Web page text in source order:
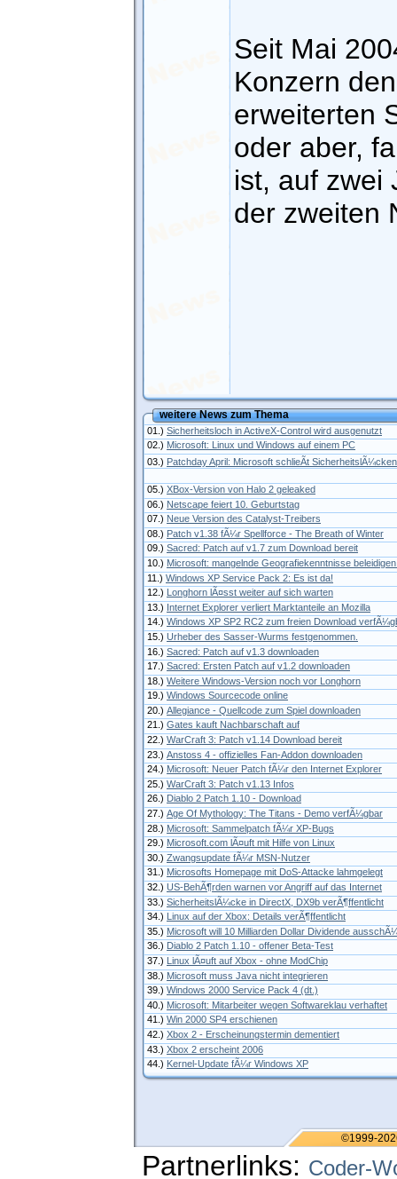
Seit Mai
Konzern
erweiterten
oder aber,
ist, auf zwei
der zweiten
weitere News zum Thema
01.) Sicherheitsloch in ActiveX-Control wird ausgenutzt
02.) Microsoft: Linux und Windows auf einem PC
03.) Patchday April: Microsoft schlieÃt SicherheitslÃ¼cken
05.) XBox-Version von Halo 2 geleaked
06.) Netscape feiert 10. Geburtstag
07.) Neue Version des Catalyst-Treibers
08.) Patch v1.38 fÃ¼r Spellforce - The Breath of Winter
09.) Sacred: Patch auf v1.7 zum Download bereit
10.) Microsoft: mangelnde Geografiekenntnisse
11.) Windows XP Service Pack 2: Es ist da!
12.) Longhorn lÃ¤sst weiter auf sich warten
13.) Internet Explorer verliert Marktanteile an Mozilla
14.) Windows XP SP2 RC2 zum freien Download
15.) Urheber des Sasser-Wurms festgenommen.
16.) Sacred: Patch auf v1.3 downloaden
17.) Sacred: Ersten Patch auf v1.2 downloaden
18.) Weitere Windows-Version noch vor Longhorn
19.) Windows Sourcecode online
20.) Allegiance - Quellcode zum Spiel downloaden
21.) Gates kauft Nachbarschaft auf
22.) WarCraft 3: Patch v1.14 Download bereit
23.) Anstoss 4 - offizielles Fan-Addon downloaden
24.) Microsoft: Neuer Patch fÃ¼r den Internet Explorer
25.) WarCraft 3: Patch v1.13 Infos
26.) Diablo 2 Patch 1.10 - Download
27.) Age Of Mythology: The Titans - Demo verfÃ¼gbar
28.) Microsoft: Sammelpatch fÃ¼r XP-Bugs
29.) Microsoft.com lÃ¤uft mit Hilfe von Linux
30.) Zwangsupdate fÃ¼r MSN-Nutzer
31.) Microsofts Homepage mit DoS-Attacke lahmgelegt
32.) US-BehÃ¶rden warnen vor Angriff auf das Internet
33.) SicherheitslÃ¼cke in DirectX, DX9b verÃ¶ffentlicht
34.) Linux auf der Xbox: Details verÃ¶ffentlicht
35.) Microsoft will 10 Milliarden Dollar Dividende
36.) Diablo 2 Patch 1.10 - offener Beta-Test
37.) Linux lÃ¤uft auf Xbox - ohne ModChip
38.) Microsoft muss Java nicht integrieren
39.) Windows 2000 Service Pack 4 (dt.)
40.) Microsoft: Mitarbeiter wegen Softwareklau verhaftet
41.) Win 2000 SP4 erschienen
42.) Xbox 2 - Erscheinungstermin dementiert
43.) Xbox 2 erscheint 2006
44.) Kernel-Update fÃ¼r Windows XP
©1999-
Partnerlinks: Coder-